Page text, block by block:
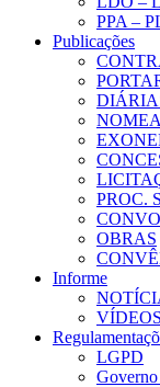
PPA –
Publicações
PROC.
OBRAS
Informe
VÍDEOS
LGPD